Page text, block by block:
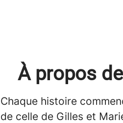
À propos
Chaque histoire
de celle de Gilles et